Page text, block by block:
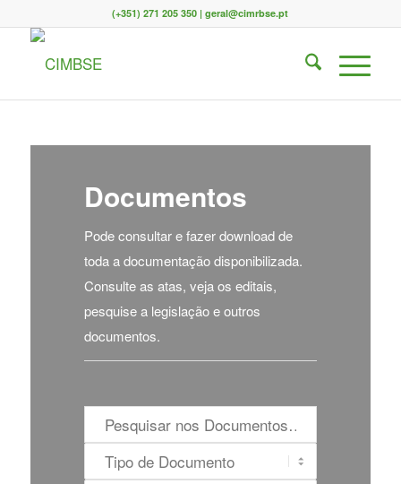
(+351) 271 205 350 | geral@cimrbse.pt
Documentos
Pode consultar e fazer download de
toda a documentação disponibilizada.
Consulte as atas, veja os editais,
pesquise a legislação e outros
documentos.